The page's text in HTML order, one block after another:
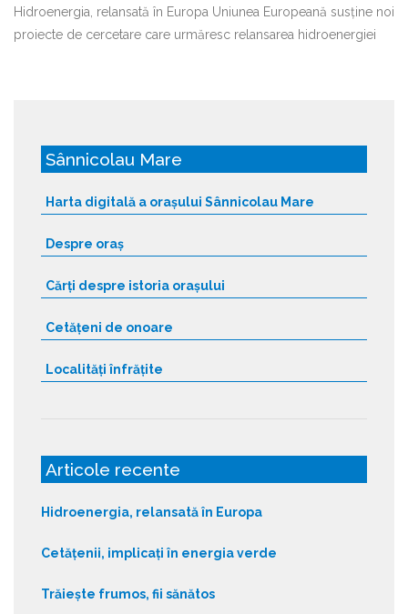
Hidroenergia, relansată în Europa Uniunea Europeană susține noi
proiecte de cercetare care urmăresc relansarea hidroenergiei
Sânnicolau Mare
Harta digitală a orașului Sânnicolau Mare
Despre oraș
Cărți despre istoria orașului
Cetățeni de onoare
Localități înfrățite
Articole recente
Hidroenergia, relansată în Europa
Cetățenii, implicați în energia verde
Trăiește frumos, fii sănătos